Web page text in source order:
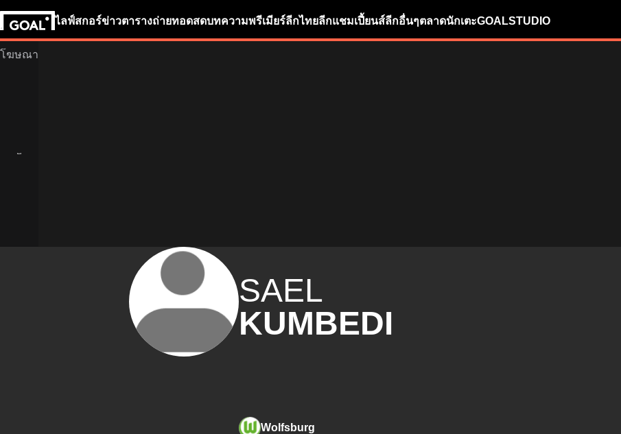
ไลฟ์สกอร์ข่าวตารางถ่ายทอดสดบทความพรีเมียร์ลีกไทยลีกแชมเปี้ยนส์ลีกอื่นๆตลาดนักเตะGOALSTUDIO
SAEL
KUMBEDI
Wolfsburg